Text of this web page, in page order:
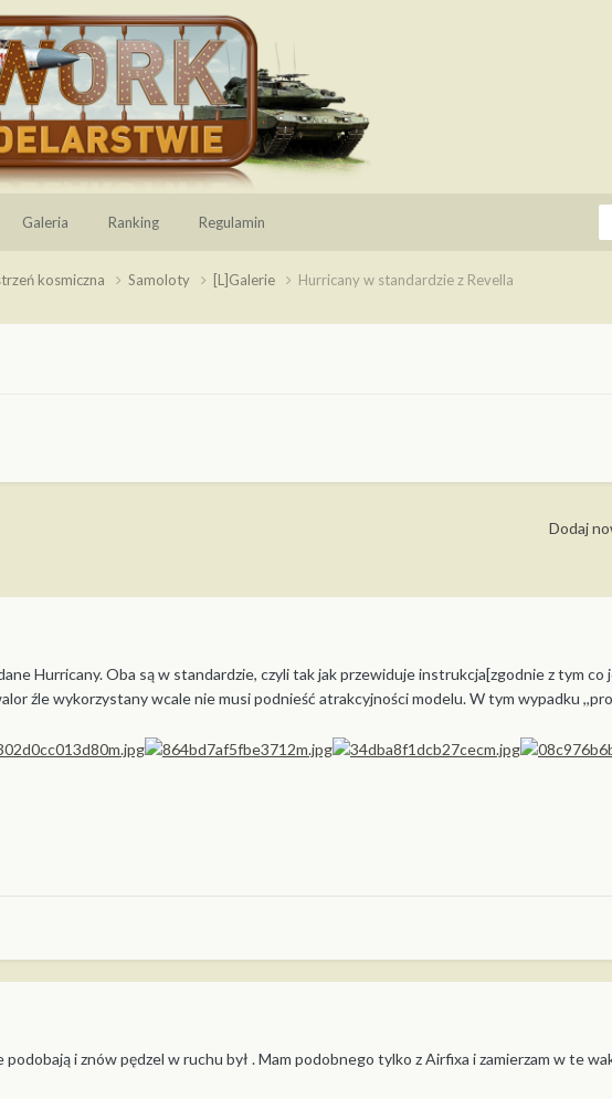
Galeria Ranking Regulamin
kosmiczna Samoloty [L]Galerie Hurricany w standardzie z Revella
Dodaj
Hurricany. Oba są w standardzie, czyli tak jak przewiduje instrukcja[zgodnie z tym
źle wykorzystany wcale nie musi podnieść atrakcyjności modelu. W tym wypadku
podobają i znów pędzel w ruchu był . Mam podobnego tylko z Airfixa i zamierzam w te